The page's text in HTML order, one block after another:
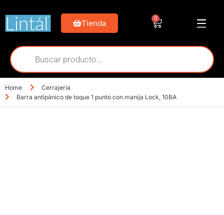
Tienda
0
Home
Cerrajeria
Barra antipánico de toque 1 punto con manija Lock, 10BA